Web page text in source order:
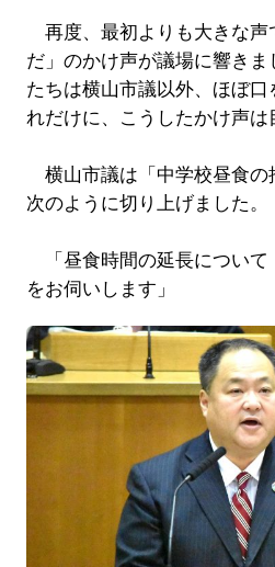
再度、最初よりも大きな声
だ」のかけ声が議場に響き
たちは横山市議以外、ほぼ
れだけに、こうしたかけ声は
横山市議は「中学校昼食の
次のように切り上げました。
「昼食時間の延長について
をお伺いします」